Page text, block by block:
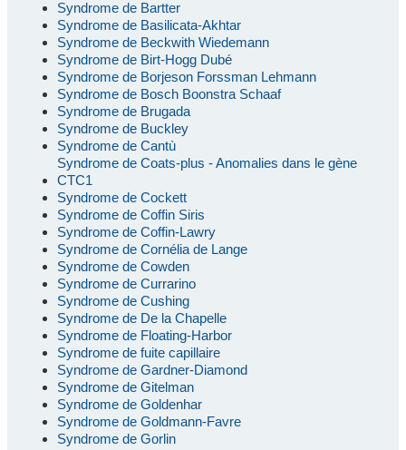
Syndrome de Bartter
Syndrome de Basilicata-Akhtar
Syndrome de Beckwith Wiedemann
Syndrome de Birt-Hogg Dubé
Syndrome de Borjeson Forssman Lehmann
Syndrome de Bosch Boonstra Schaaf
Syndrome de Brugada
Syndrome de Buckley
Syndrome de Cantù
Syndrome de Coats-plus - Anomalies dans le gène
CTC1
Syndrome de Cockett
Syndrome de Coffin Siris
Syndrome de Coffin-Lawry
Syndrome de Cornélia de Lange
Syndrome de Cowden
Syndrome de Currarino
Syndrome de Cushing
Syndrome de De la Chapelle
Syndrome de Floating-Harbor
Syndrome de fuite capillaire
Syndrome de Gardner-Diamond
Syndrome de Gitelman
Syndrome de Goldenhar
Syndrome de Goldmann-Favre
Syndrome de Gorlin